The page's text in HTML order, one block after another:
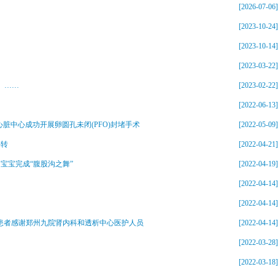
[2026-07-06]
[2023-10-24]
[2023-10-14]
[2023-03-22]
[2023-02-22]
」……
[2022-06-13]
[2022-05-09]
中心成功开展卵圆孔未闭(PFO)封堵手术
[2022-04-21]
[2022-04-19]
宝完成“腹股沟之舞”
[2022-04-14]
[2022-04-14]
[2022-04-14]
感谢郑州九院肾内科和透析中心医护人员
[2022-03-28]
[2022-03-18]